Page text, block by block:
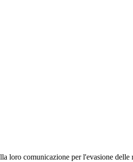
loro comunicazione per l'evasione